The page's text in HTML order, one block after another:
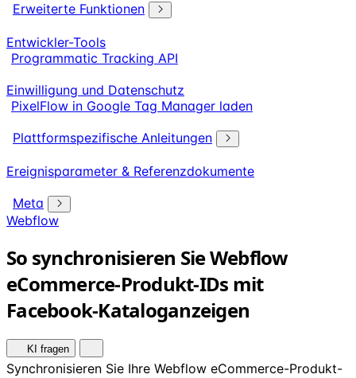
Erweiterte Funktionen
Entwickler-Tools
Programmatic Tracking API
Einwilligung und Datenschutz
PixelFlow in Google Tag Manager laden
Plattformspezifische Anleitungen
Ereignisparameter & Referenzdokumente
Meta
Webflow
So synchronisieren Sie Webflow
eCommerce-Produkt-IDs mit
Facebook-Kataloganzeigen
KI fragen
Synchronisieren Sie Ihre Webflow eCommerce-Produkt-